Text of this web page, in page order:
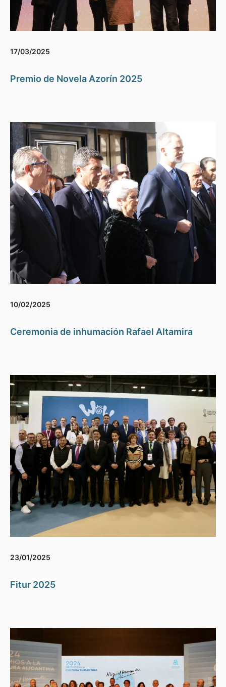
17/03/2025
Premio de Novela Azorín 2025
10/02/2025
Ceremonia de inhumación Rafael Altamira
23/01/2025
Fitur 2025